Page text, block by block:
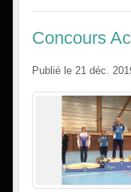
Concours
Publié le 21 déc.